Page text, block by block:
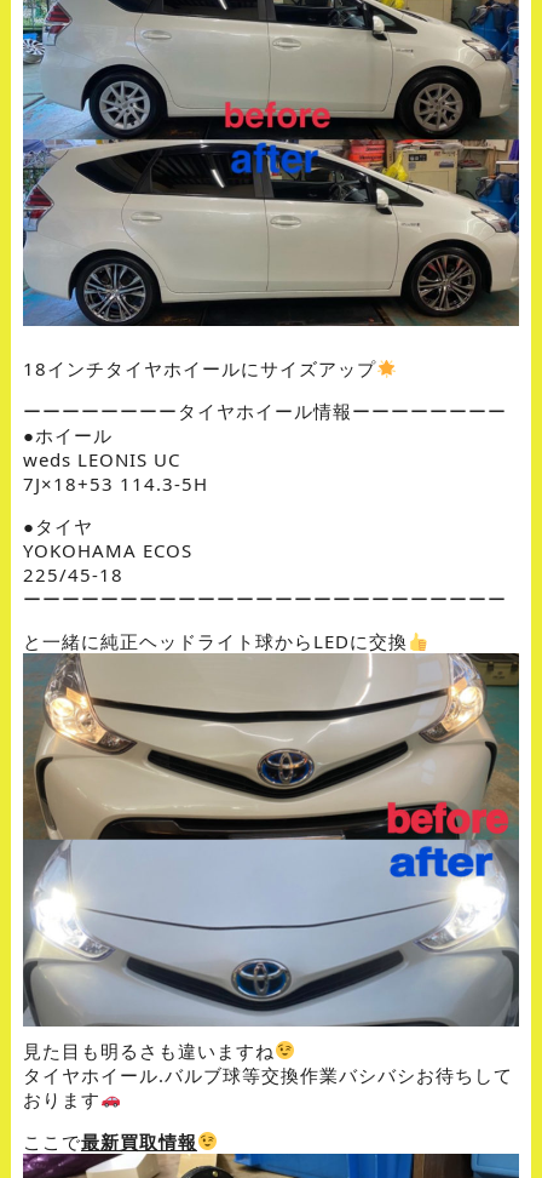
18インチタイヤホイールにサイズアップ
ーーーーーーーータイヤホイール情報ーーーーーーーー
●ホイール
weds LEONIS UC
7J×18+53 114.3-5H
●タイヤ
YOKOHAMA ECOS
225/45-18
ーーーーーーーーーーーーーーーーーーーーーーーーー
と一緒に純正ヘッドライト球からLEDに交換
見た目も明るさも違いますね
タイヤホイール.バルブ球等交換作業バシバシお待ちして
おります
ここで最新買取情報